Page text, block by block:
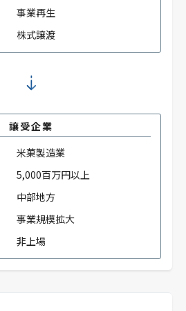
事業再生
株式譲渡
譲受企業
米菓製造業
5,000百万円以上
中部地方
事業規模拡大
非上場